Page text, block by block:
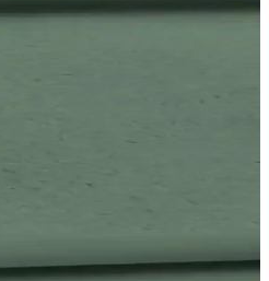
en iyi şekilde koruyan modeller.
yapabilirsiniz.